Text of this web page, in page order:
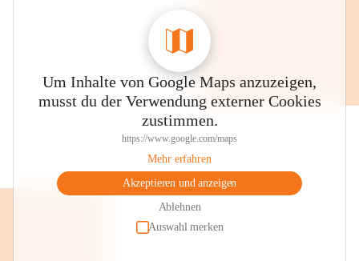
Um Inhalte von Google Maps anzuzeigen,
musst du der Verwendung externer Cookies
zustimmen.
https://www.google.com/maps
Mehr erfahren
Akzeptieren und anzeigen
Ablehnen
Auswahl merken